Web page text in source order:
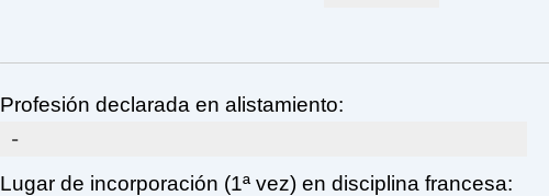
Profesión declarada en alistamiento:
-
Lugar de incorporación (1ª vez) en disciplina francesa: